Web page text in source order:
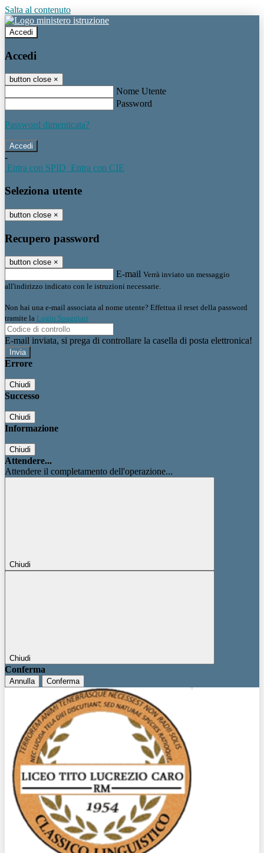
Salta al contenuto
Accedi
Accedi
button close ×
Nome Utente
Password
Password dimenticata?
-
Entra con SPID Entra con CIE
Seleziona utente
button close ×
Recupero password
button close ×
E-mail Verrà inviato un messaggio
all'indirizzo indicato con le istruzioni necessarie.
Non hai una e-mail associata al nome utente? Effettua il reset della password
tramite la Login Spaggiari
E-mail inviata, si prega di controllare la casella di posta elettronica!
Errore
Chiudi
Successo
Chiudi
Informazione
Chiudi
Attendere...
Attendere il completamento dell'operazione...
Chiudi
Chiudi
Conferma
Annulla Conferma